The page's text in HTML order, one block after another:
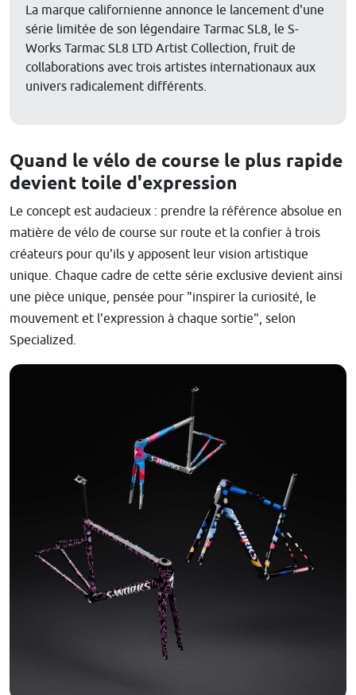
La marque californienne annonce le lancement d'une
série limitée de son légendaire Tarmac SL8, le S-
Works Tarmac SL8 LTD Artist Collection, fruit de
collaborations avec trois artistes internationaux aux
univers radicalement différents.
Quand le vélo de course le plus rapide
devient toile d'expression
Le concept est audacieux : prendre la référence absolue en
matière de vélo de course sur route et la confier à trois
créateurs pour qu'ils y apposent leur vision artistique
unique. Chaque cadre de cette série exclusive devient ainsi
une pièce unique, pensée pour "inspirer la curiosité, le
mouvement et l'expression à chaque sortie", selon
Specialized.